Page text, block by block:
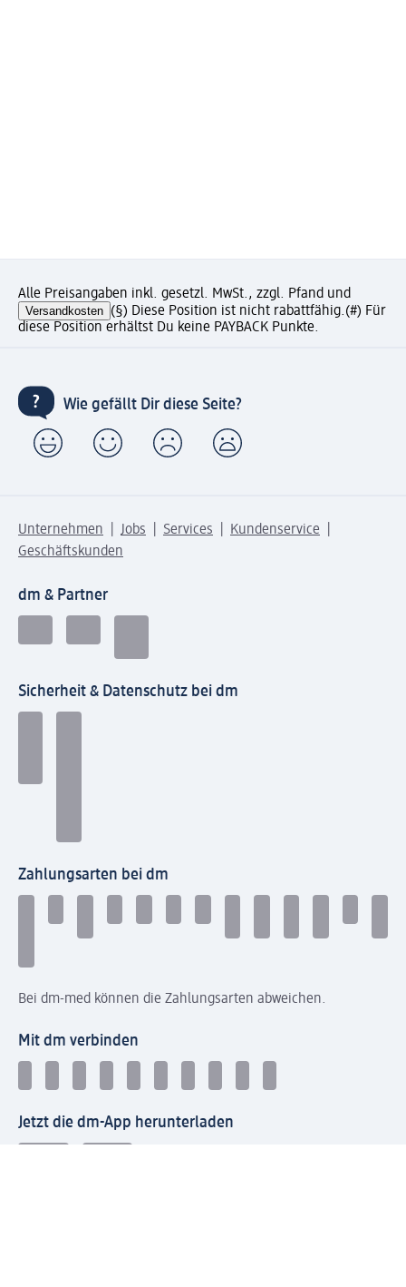
Alle Preisangaben inkl. gesetzl. MwSt., zzgl. Pfand und
Versandkosten (§) Diese Position ist nicht rabattfähig.(#) Für
diese Position erhältst Du keine PAYBACK Punkte.
Wie gefällt Dir diese Seite?
Unternehmen Jobs Services
Kundenservice
Geschäftskunden
dm & Partner
Sicherheit & Datenschutz bei dm
Zahlungsarten bei dm
Bei dm-med können die Zahlungsarten abweichen.
Mit dm verbinden
Jetzt die dm-App herunterladen